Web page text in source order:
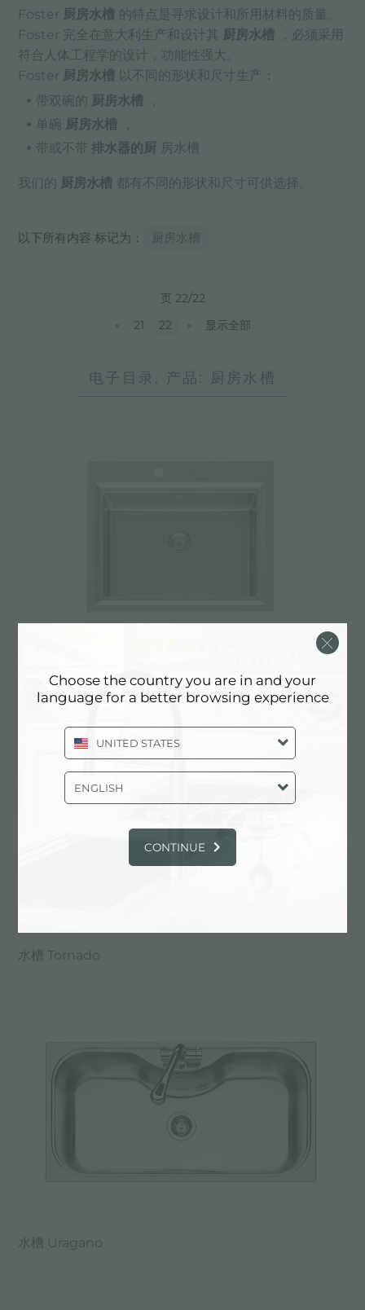
Foster 厨房水槽 的特点是寻求设计和所用材料的质量。
Foster 完全在意大利生产和设计其
厨房水槽
，必须采用
符合人体工程学的设计，功能性强大。
Foster 厨房水槽 以不同的形状和尺寸生产：
带双碗的 厨房水槽
，
单碗 厨房水槽
，
带或不带排水器的厨 房水槽
我们的 厨房水槽 都有不同的形状和尺寸可供选择。
以下所有内容 标记为： 厨房水槽
页 22/22
«
21 22 » 显示全部
电子目录, 产品: 厨房水槽
水槽 Tornado
水槽 Uragano
Choose the country you are in and your
language for a better browsing experience
UNITED STATES
ENGLISH
CONTINUE